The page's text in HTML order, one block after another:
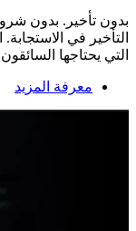
التأخير في
التي يحتاجها
معرفة المزيد